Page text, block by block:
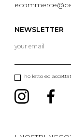
NEWSLETTER
ho letto ed